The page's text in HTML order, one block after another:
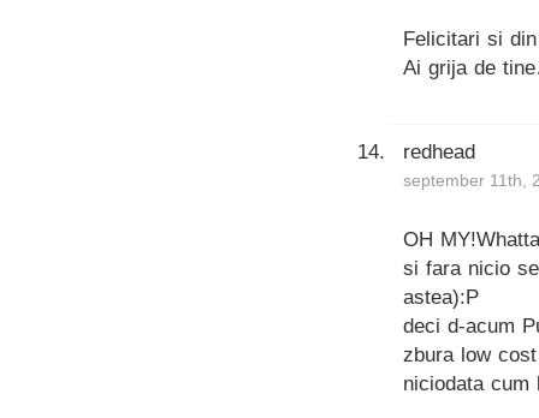
Felicitari si
Ai grija de
redhead
september 11th,
OH
si fara nicio
astea):P
deci d-acum
zbura low
niciodata cum